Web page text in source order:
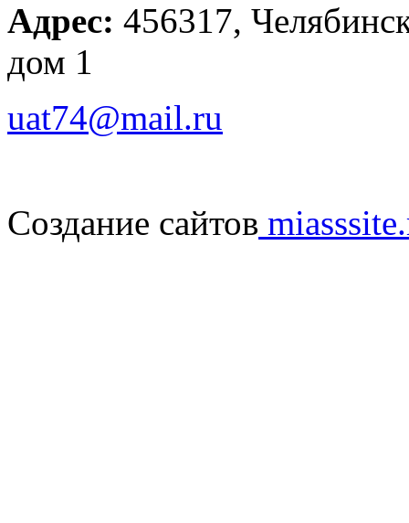
Адрес: 456317,
дом 1
uat74@mail.ru
Создание сайтов